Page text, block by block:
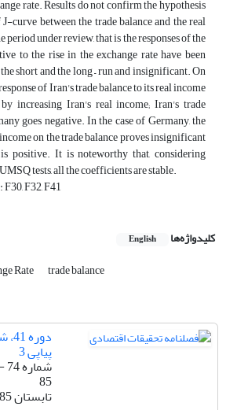
rate. Results do not confirm the hypothesis
curve between the trade balance and the real
period under review, that is the responses of the
to the rise in the exchange rate have been
short and the long – run and insignificant. On
of Iran's trade balance to its real income
increasing Iran's real income; Iran's trade
goes negative. In the case of Germany, the
on the trade balance proves insignificant
positive. It is noteworthy that, considering
tests, all the coefficients are stable.
F32, F41
کلیدواژه‌ها English
Rate trade balance
پیاپی 3
85
تابستان 1385